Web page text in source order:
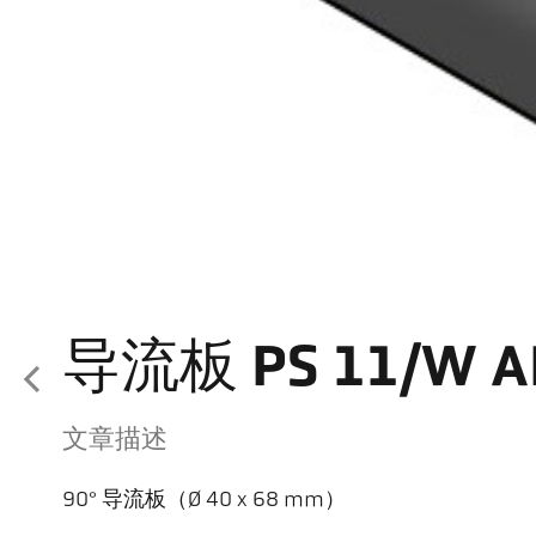
导流板 PS 11/W
文章描述
90° 导流板（Ø 40 x 68 mm）